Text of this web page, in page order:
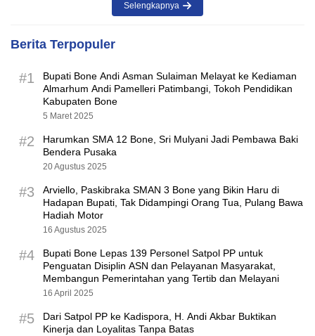
Selengkapnya
Berita Terpopuler
#1
Bupati Bone Andi Asman Sulaiman Melayat ke Kediaman
Almarhum Andi Pamelleri Patimbangi, Tokoh Pendidikan
Kabupaten Bone
5 Maret 2025
#2
Harumkan SMA 12 Bone, Sri Mulyani Jadi Pembawa Baki
Bendera Pusaka
20 Agustus 2025
#3
Arviello, Paskibraka SMAN 3 Bone yang Bikin Haru di
Hadapan Bupati, Tak Didampingi Orang Tua, Pulang Bawa
Hadiah Motor
16 Agustus 2025
#4
Bupati Bone Lepas 139 Personel Satpol PP untuk
Penguatan Disiplin ASN dan Pelayanan Masyarakat,
Membangun Pemerintahan yang Tertib dan Melayani
16 April 2025
#5
Dari Satpol PP ke Kadispora, H. Andi Akbar Buktikan
Kinerja dan Loyalitas Tanpa Batas